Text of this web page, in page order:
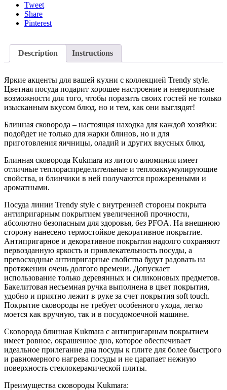
Tweet
Share
Pinterest
Description Instructions
Яркие акценты для вашей кухни с коллекцией Trendy style.
Цветная посуда подарит хорошее настроение и невероятные
возможности для того, чтобы поразить своих гостей не только
изысканным вкусом блюд, но и тем, как они выглядят!
Блинная сковорода – настоящая находка для каждой хозяйки:
подойдет не только для жарки блинов, но и для
приготовления яичницы, оладий и других вкусных блюд.
Блинная сковорода Kukmara из литого алюминия имеет
отличные теплораспределительные и теплоаккумулирующие
свойства, и блинчики в ней получаются прожаренными и
ароматными.
Посуда линии Trendy style с внутренней стороны покрыта
антипригарным покрытием увеличенной прочности,
абсолютно безопасным для здоровья, без PFOA. На внешнюю
сторону нанесено термостойкое декоративное покрытие.
Антипригарное и декоративное покрытия надолго сохраняют
первозданную яркость и привлекательность посуды, а
превосходные антипригарные свойства будут радовать на
протяжении очень долгого времени. Допускает
использование только деревянных и силиконовых предметов.
Бакелитовая несъемная ручка выполнена в цвет покрытия,
удобно и приятно лежит в руке за счет покрытия soft touch.
Покрытие сковороды не требует особенного ухода, легко
моется как вручную, так и в посудомоечной машине.
Сковорода блинная Kukmara с антипригарным покрытием
имеет ровное, окрашенное дно, которое обеспечивает
идеальное прилегание дна посуды к плите для более быстрого
и равномерного нагрева посуды и не царапает нежную
поверхность стеклокерамической плиты.
Преимущества сковороды Kukmara: